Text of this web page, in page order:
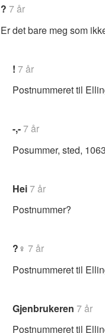
? 7 år
Er det bare meg som
! 7 år
Postnummeret til
-,-7 år
Posummer, sted,
Hei7 år
Postnummer?
?‍♀️ 7 år
Postnummeret til
Gjenbrukeren 7 år
Postnummeret til